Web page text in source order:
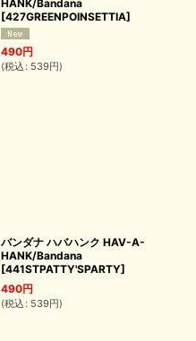
HANK/Bandana
[427GREENPOINSETTIA]
490円
(税込 : 539円)
バンダナ ハバハンク HAV-A-
HANK/Bandana
[441STPATTY'SPARTY]
490円
(税込 : 539円)